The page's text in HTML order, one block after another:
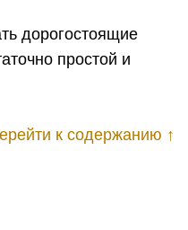
дорогостоящие
простой и
к содержанию ↑